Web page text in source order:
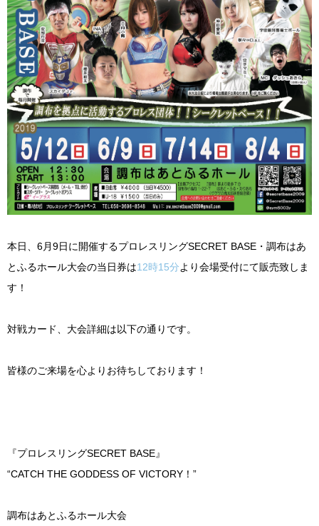
本日、 6月9日に開催するプロレスリングSECRET BASE ・調布はあ
とふるホール大会の当日券は12時15分より会場受付にて販売致しま
す！
対戦カード、大会詳細は以下の通りです。
皆様のご来場を心よりお待ちしております！
『プロレスリングSECRET BASE』
“CATCH THE GODDESS OF VICTORY ！ ”
調布はあとふるホール大会